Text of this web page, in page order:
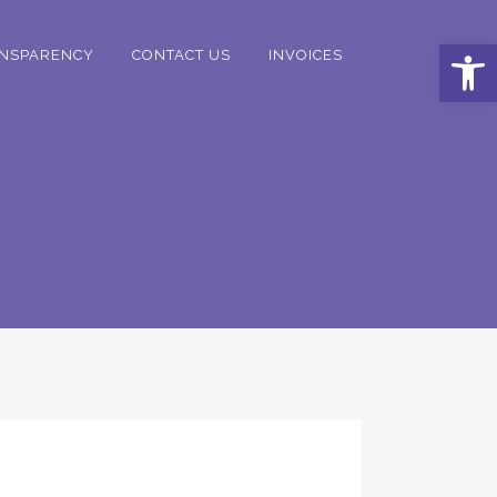
CONTACT US INVOICES